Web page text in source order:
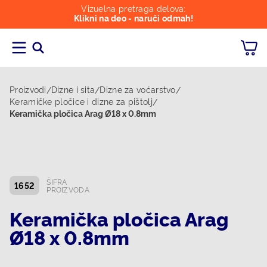
Vizuelna pretraga delova:
Klikni na deo - naruči odmah!
Proizvodi/Dizne i sita/Dizne za voćarstvo/
Keramičke pločice i dizne za pištolj/
Keramička pločica Arag Ø18 x 0.8mm
1652 ŠIFRA
PROIZVODA
Keramička pločica Arag
Ø18 x 0.8mm